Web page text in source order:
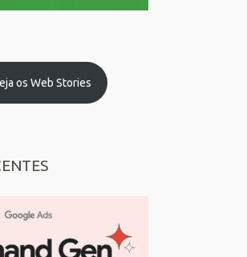
os Web Stories